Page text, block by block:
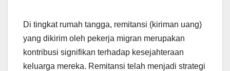
Di tingkat rumah tangga, remitansi (kiriman uang)
yang dikirim oleh pekerja migran merupakan
kontribusi signifikan terhadap kesejahteraan
keluarga mereka. Remitansi telah menjadi strategi